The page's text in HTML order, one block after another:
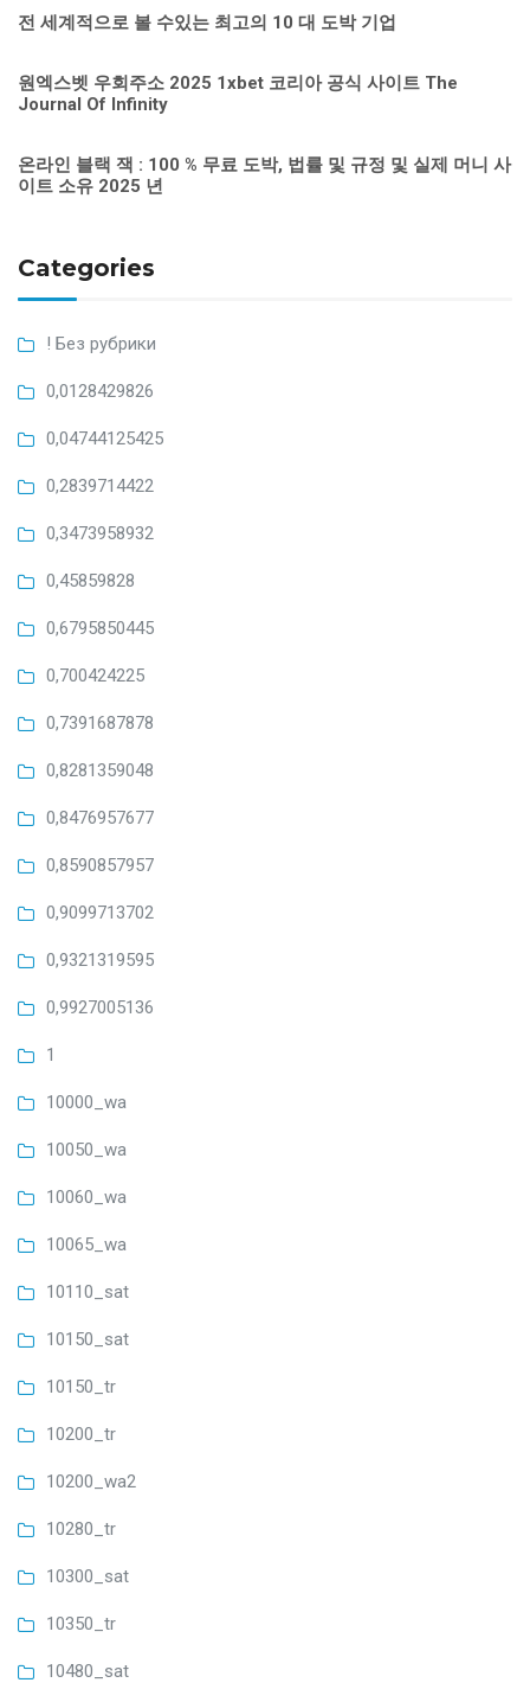
전 세계적으로 볼 수있는 최고의 10 대 도박 기업
원엑스벳 우회주소 2025 1xbet 코리아 공식 사이트 The
Journal Of Infinity
온라인 블랙 잭 : 100 % 무료 도박, 법률 및 규정 및 실제 머니 사
이트 소유 2025 년
Categories
! Без рубрики
0,0128429826
0,04744125425
0,2839714422
0,3473958932
0,45859828
0,6795850445
0,700424225
0,7391687878
0,8281359048
0,8476957677
0,8590857957
0,9099713702
0,9321319595
0,9927005136
1
10000_wa
10050_wa
10060_wa
10065_wa
10110_sat
10150_sat
10150_tr
10200_tr
10200_wa2
10280_tr
10300_sat
10350_tr
10480_sat